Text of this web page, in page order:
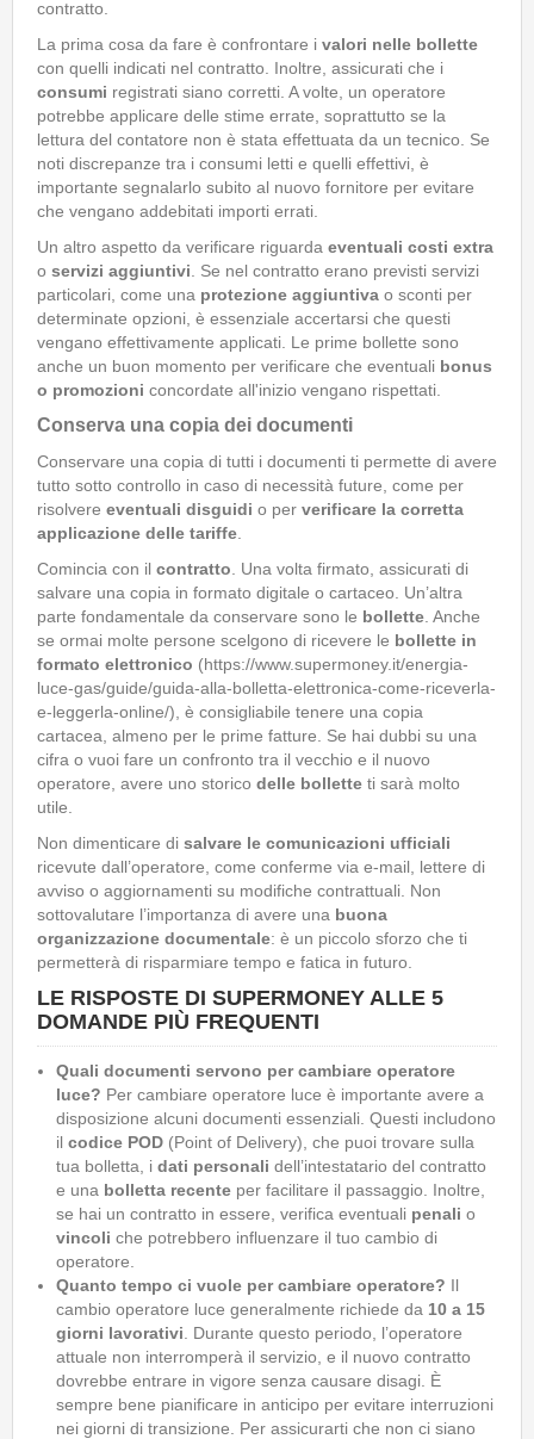
contratto.
La prima cosa da fare è confrontare i valori nelle bollette
con quelli indicati nel contratto. Inoltre, assicurati che i
consumi registrati siano corretti. A volte, un operatore
potrebbe applicare delle stime errate, soprattutto se la
lettura del contatore non è stata effettuata da un tecnico. Se
noti discrepanze tra i consumi letti e quelli effettivi, è
importante segnalarlo subito al nuovo fornitore per evitare
che vengano addebitati importi errati.
Un altro aspetto da verificare riguarda eventuali costi extra
o servizi aggiuntivi . Se nel contratto erano previsti servizi
particolari, come una protezione aggiuntiva o sconti per
determinate opzioni, è essenziale accertarsi che questi
vengano effettivamente applicati. Le prime bollette sono
anche un buon momento per verificare che eventuali bonus
o promozioni concordate all'inizio vengano rispettati.
Conserva una copia dei documenti
Conservare una copia di tutti i documenti ti permette di avere
tutto sotto controllo in caso di necessità future, come per
risolvere eventuali disguidi o per verificare la corretta
applicazione delle tariffe
Comincia con il contratto . Una volta firmato, assicurati di
salvare una copia in formato digitale o cartaceo. Un’altra
parte fondamentale da conservare sono le bollette . Anche
se ormai molte persone scelgono di ricevere le bollette in
formato elettronico (https://www.supermoney.it/energia-
luce-gas/guide/guida-alla-bolletta-elettronica-come-riceverla-
e-leggerla-online/), è consigliabile tenere una copia
cartacea, almeno per le prime fatture. Se hai dubbi su una
cifra o vuoi fare un confronto tra il vecchio e il nuovo
operatore, avere uno storico delle bollette ti sarà molto
utile.
Non dimenticare di salvare le comunicazioni ufficiali
ricevute dall’operatore, come conferme via e-mail, lettere di
avviso o aggiornamenti su modifiche contrattuali. Non
sottovalutare l’importanza di avere una buona
organizzazione documentale: è un piccolo sforzo che ti
permetterà di risparmiare tempo e fatica in futuro.
LE RISPOSTE DI SUPERMONEY ALLE 5
DOMANDE PIÙ FREQUENTI
Quali documenti servono per cambiare operatore
luce? Per cambiare operatore luce è importante avere a
disposizione alcuni documenti essenziali. Questi includono
il codice POD (Point of Delivery), che puoi trovare sulla
tua bolletta, i dati personali dell’intestatario del contratto
e una bolletta recente per facilitare il passaggio. Inoltre,
se hai un contratto in essere, verifica eventuali penali o
vincoli che potrebbero influenzare il tuo cambio di
operatore.
Quanto tempo ci vuole per cambiare operatore? Il
cambio operatore luce generalmente richiede da 10 a 15
giorni lavorativi . Durante questo periodo, l’operatore
attuale non interromperà il servizio, e il nuovo contratto
dovrebbe entrare in vigore senza causare disagi. È
sempre bene pianificare in anticipo per evitare interruzioni
nei giorni di transizione. Per assicurarti che non ci siano